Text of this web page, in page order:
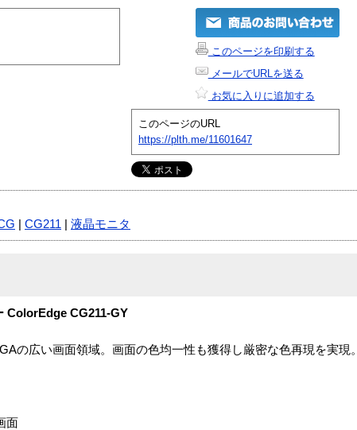
このページを印刷する
メールでURLを送る
お気に入りに追加する
このページのURL
https://plth.me/11601647
CG211 液晶モニタ
ColorEdge CG211-GY
の広い画面領域。画面の色均一性も獲得し厳密な色再現を実現。
面